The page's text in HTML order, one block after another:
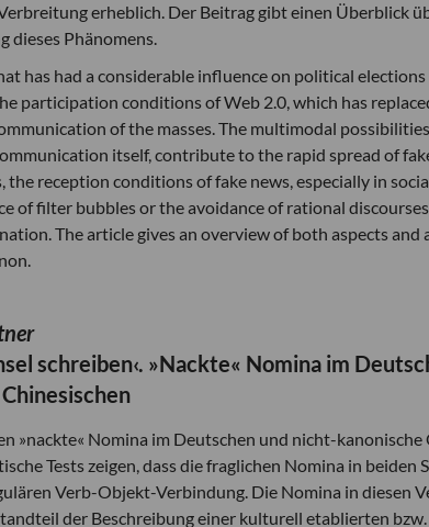
erheblich. Der Beitrag gibt einen Überblick
dieses Phänomens.
has had a considerable influence on political
participation conditions of Web 2.0, which has
of the masses. The multimodal
itself, contribute to the rapid spread of
reception conditions of fake news, especially in
of filter bubbles or the avoidance of rational
The article gives an overview of both aspects
schreiben‹. »Nackte« Nomina im
»nackte« Nomina im Deutschen und nicht-
Tests zeigen, dass die fraglichen Nomina in beiden
Verb-Objekt-Verbindung. Die Nomina in diesen
der Beschreibung einer kulturell etablierten